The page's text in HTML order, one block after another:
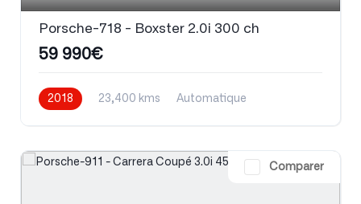
Porsche-718 - Boxster 2.0i 300 ch
59 990€
2018 23,400 kms
Automatique
Comparer